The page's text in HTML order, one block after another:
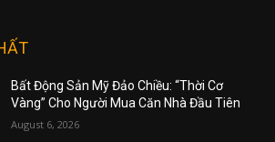
Bất Động Sản Mỹ Đảo Chiều: “Thời Cơ
Vàng” Cho Người Mua Căn Nhà Đầu Tiên
August 6, 2026